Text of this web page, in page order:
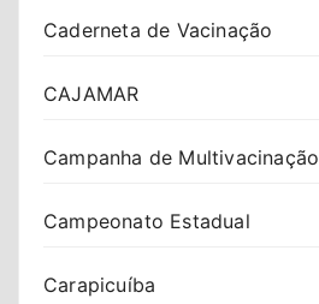
Caderneta de Vacinação
CAJAMAR
Campanha de Multivacinação
Campeonato Estadual
Carapicuíba